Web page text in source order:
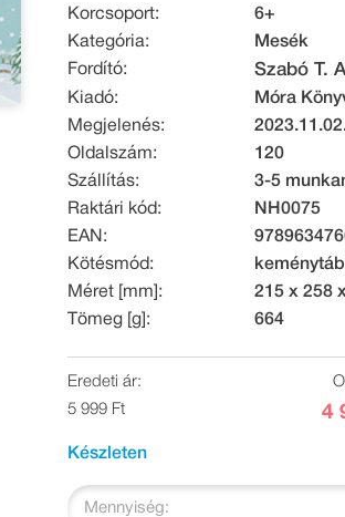
Korcsoport:
6+
Kategória:
Mesék
Fordító:
Szabó T.
Kiadó:
Móra
Megjelenés:
Oldalszám:
120
Szállítás:
3-5
Raktári kód:
NH0075
EAN:
Kötésmód:
Méret [mm]:
215 x 258
Tömeg [g]:
664
Eredeti ár:
5 999 Ft
4
Készleten
Mennyiség: